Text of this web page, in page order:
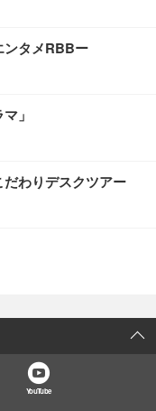
ンタメRBBー
」
わりデスクツアー
YouTube